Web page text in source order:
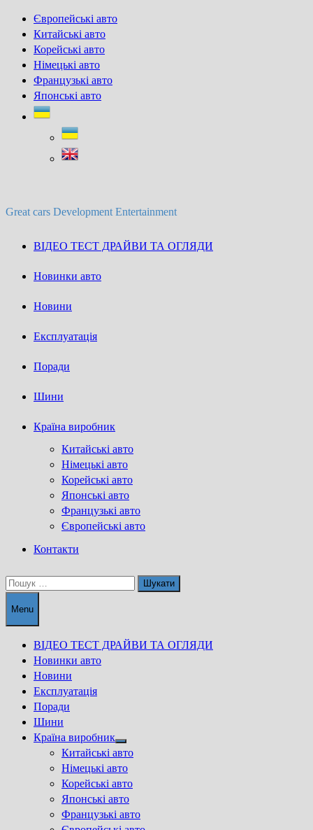
Skip
content
Європейські авто
Китайські авто
Корейські авто
Німецькі авто
Французькі авто
Японські авто
Great cars Development Entertainment
ВІДЕО ТЕСТ ДРАЙВИ ТА ОГЛЯДИ
Новинки авто
Новини
Експлуатація
Поради
Шини
Країна виробник
Китайські авто
Німецькі авто
Корейські авто
Японські авто
Французькі авто
Європейські авто
Контакти
Пошук:
Menu
ВІДЕО ТЕСТ ДРАЙВИ ТА ОГЛЯДИ
Новинки авто
Новини
Експлуатація
Поради
Шини
Країна виробник
Show
sub
menu
Китайські авто
Німецькі авто
Корейські авто
Японські авто
Французькі авто